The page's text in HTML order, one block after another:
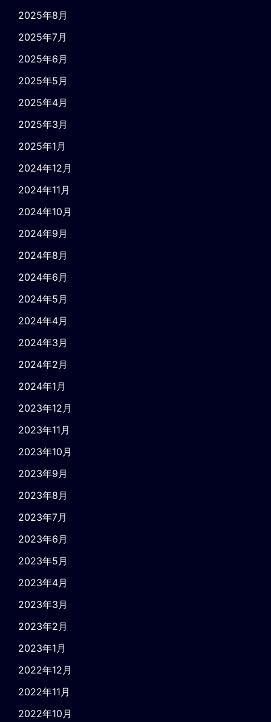
2025年8月
2025年7月
2025年6月
2025年5月
2025年4月
2025年3月
2025年1月
2024年12月
2024年11月
2024年10月
2024年9月
2024年8月
2024年6月
2024年5月
2024年4月
2024年3月
2024年2月
2024年1月
2023年12月
2023年11月
2023年10月
2023年9月
2023年8月
2023年7月
2023年6月
2023年5月
2023年4月
2023年3月
2023年2月
2023年1月
2022年12月
2022年11月
2022年10月